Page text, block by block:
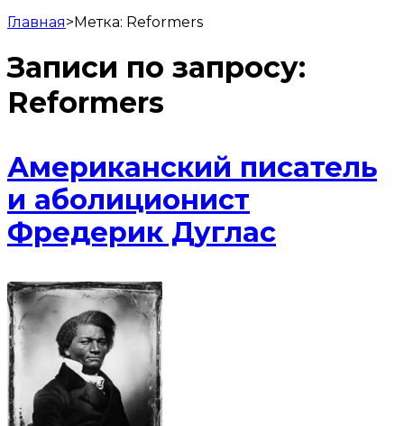
Главная>Метка: Reformers
Записи по запросу:
Reformers
Американский писатель
и аболиционист
Фредерик Дуглас